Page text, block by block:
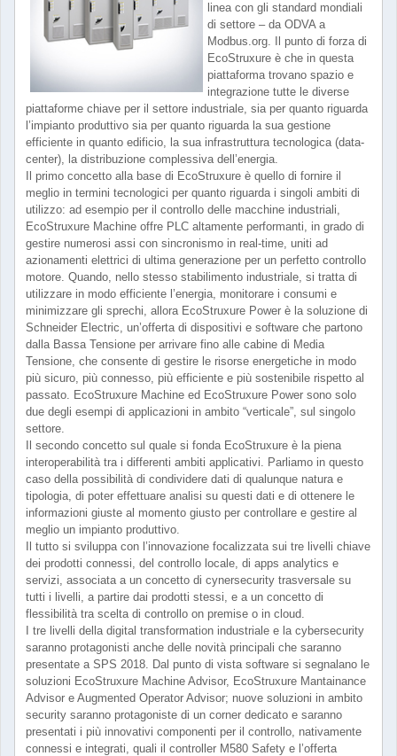
linea con gli standard mondiali
di settore – da ODVA a
Modbus.org. Il punto di forza di
EcoStruxure è che in questa
piattaforma trovano spazio e
integrazione tutte le diverse
piattaforme chiave per il settore industriale, sia per quanto riguarda
l’impianto produttivo sia per quanto riguarda la sua gestione
efficiente in quanto edificio, la sua infrastruttura tecnologica (data-
center), la distribuzione complessiva dell’energia.
Il primo concetto alla base di EcoStruxure è quello di fornire il
meglio in termini tecnologici per quanto riguarda i singoli ambiti di
utilizzo: ad esempio per il controllo delle macchine industriali,
EcoStruxure Machine offre PLC altamente performanti, in grado di
gestire numerosi assi con sincronismo in real-time, uniti ad
azionamenti elettrici di ultima generazione per un perfetto controllo
motore. Quando, nello stesso stabilimento industriale, si tratta di
utilizzare in modo efficiente l’energia, monitorare i consumi e
minimizzare gli sprechi, allora EcoStruxure Power è la soluzione di
Schneider Electric, un’offerta di dispositivi e software che partono
dalla Bassa Tensione per arrivare fino alle cabine di Media
Tensione, che consente di gestire le risorse energetiche in modo
più sicuro, più connesso, più efficiente e più sostenibile rispetto al
passato. EcoStruxure Machine ed EcoStruxure Power sono solo
due degli esempi di applicazioni in ambito “verticale”, sul singolo
settore.
Il secondo concetto sul quale si fonda EcoStruxure è la piena
interoperabilità tra i differenti ambiti applicativi. Parliamo in questo
caso della possibilità di condividere dati di qualunque natura e
tipologia, di poter effettuare analisi su questi dati e di ottenere le
informazioni giuste al momento giusto per controllare e gestire al
meglio un impianto produttivo.
Il tutto si sviluppa con l’innovazione focalizzata sui tre livelli chiave
dei prodotti connessi, del controllo locale, di apps analytics e
servizi, associata a un concetto di cynersecurity trasversale su
tutti i livelli, a partire dai prodotti stessi, e a un concetto di
flessibilità tra scelta di controllo on premise o in cloud.
I tre livelli della digital transformation industriale e la cybersecurity
saranno protagonisti anche delle novità principali che saranno
presentate a SPS 2018. Dal punto di vista software si segnalano le
soluzioni EcoStruxure Machine Advisor, EcoStruxure Mantainance
Advisor e Augmented Operator Advisor; nuove soluzioni in ambito
security saranno protagoniste di un corner dedicato e saranno
presentati i più innovativi componenti per il controllo, nativamente
connessi e integrati, quali il controller M580 Safety e l’offerta